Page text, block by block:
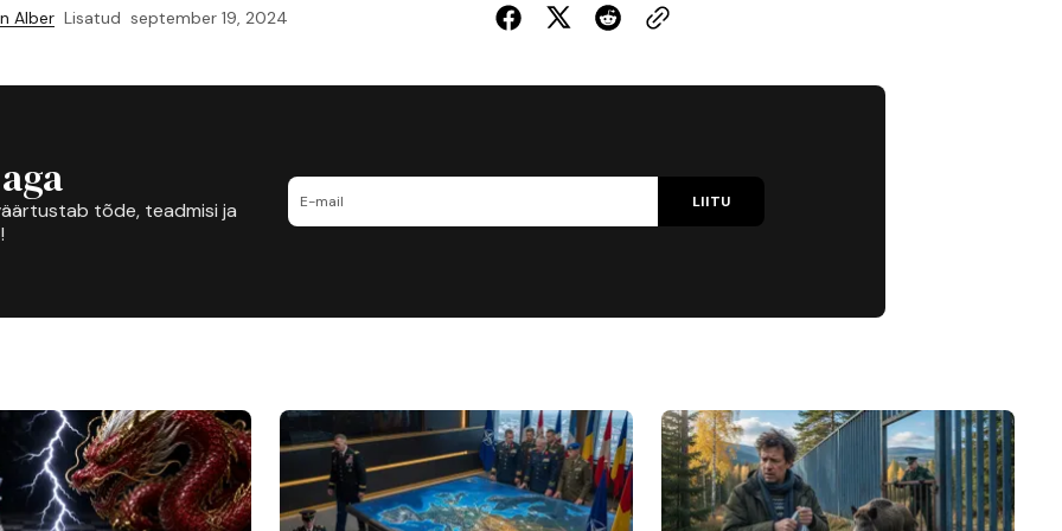
Alber Lisatud september 19, 2024
tõde, teadmisi ja
LIITU